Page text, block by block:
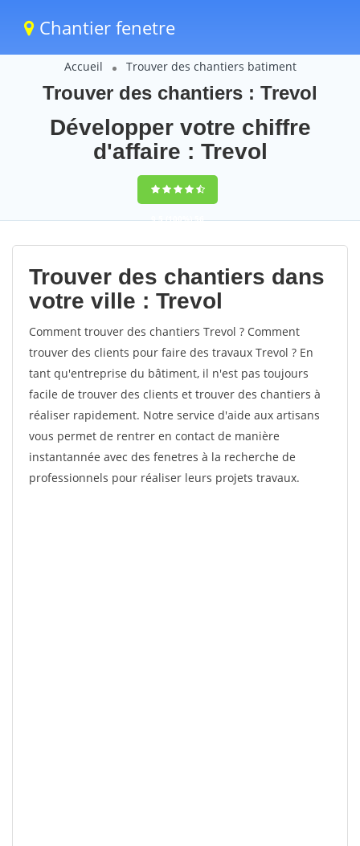
Chantier fenetre
Accueil Trouver des chantiers batiment
Trouver des chantiers : Trevol
Développer votre chiffre
d'affaire : Trevol
9,5(100%)56
votes
Trouver des chantiers dans
votre ville : Trevol
Comment trouver des chantiers Trevol ? Comment
trouver des clients pour faire des travaux Trevol ? En
tant qu'entreprise du bâtiment, il n'est pas toujours
facile de trouver des clients et trouver des chantiers à
réaliser rapidement. Notre service d'aide aux artisans
vous permet de rentrer en contact de manière
instantannée avec des fenetres à la recherche de
professionnels pour réaliser leurs projets travaux.